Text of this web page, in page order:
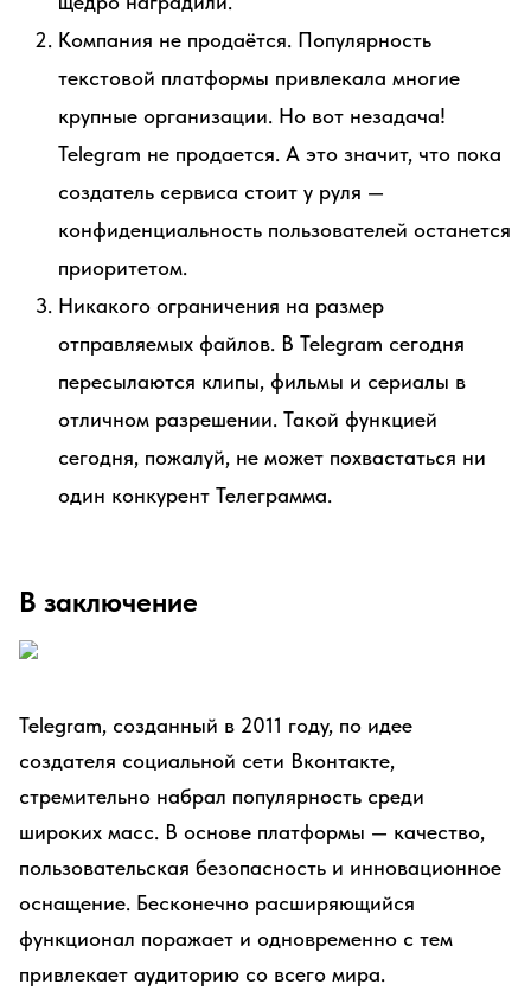
Компания не продаётся. Популярность
текстовой платформы привлекала многие
крупные организации. Но вот незадача!
Telegram не продается. А это значит, что пока
создатель сервиса стоит у руля —
конфиденциальность пользователей останется
приоритетом.
Никакого ограничения на размер
отправляемых файлов. В Telegram сегодня
пересылаются клипы, фильмы и сериалы в
отличном разрешении. Такой функцией
сегодня, пожалуй, не может похвастаться ни
один конкурент Телеграмма.
В заключение
Telegram, созданный в 2011 году, по идее
создателя социальной сети Вконтакте,
стремительно набрал популярность среди
широких масс. В основе платформы — качество,
пользовательская безопасность и инновационное
оснащение. Бесконечно расширяющийся
функционал поражает и одновременно с тем
привлекает аудиторию со всего мира.